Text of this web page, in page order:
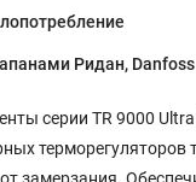
Ридан,
серии TR 9000